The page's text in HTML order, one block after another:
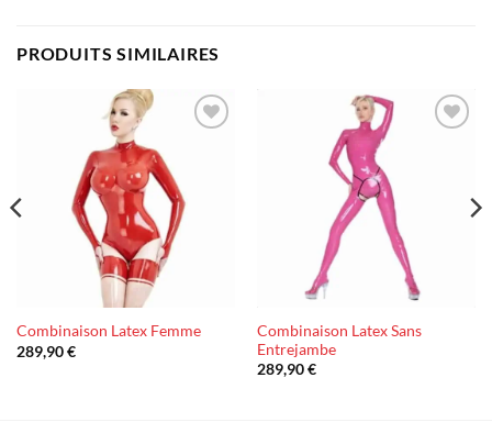
PRODUITS SIMILAIRES
Combinaison Latex Femme
289,90€
Combinaison Latex Sans
Entrejambe
289,90€